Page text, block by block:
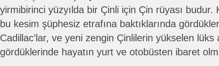
yirmibirinci yüzyılda bir Çinli için Çin rüyası budur.
bu kesim şüphesiz etrafına baktıklarında
Cadillac’lar, ve yeni zengin Çinlilerin yükselen lüks
gördüklerinde hayatın yurt ve otobüsten ibaret